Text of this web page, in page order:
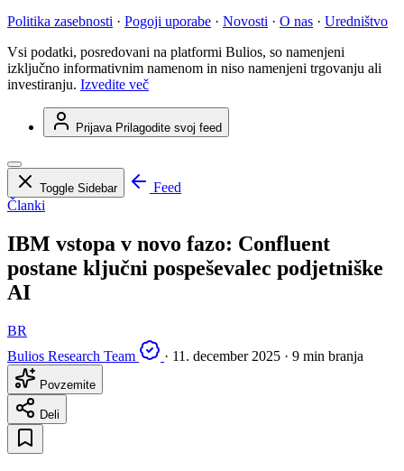
Politika zasebnosti · Pogoji uporabe · Novosti · O nas · Uredništvo
Vsi podatki, posredovani na platformi Bulios, so namenjeni
izključno informativnim namenom in niso namenjeni trgovanju ali
investiranju. Izvedite več
Prijava Prilagodite svoj feed
Toggle Sidebar
Feed
Članki
IBM vstopa v novo fazo: Confluent
postane ključni pospeševalec podjetniške
AI
BR
Bulios Research Team
· 11. december 2025 · 9 min branja
Povzemite
Deli